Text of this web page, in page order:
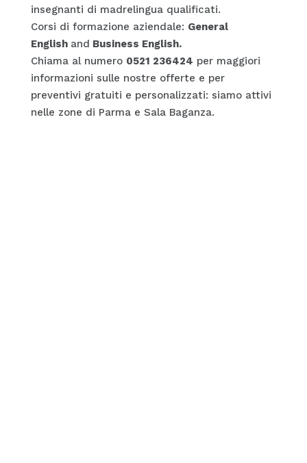
insegnanti di madrelingua qualificati.
Corsi di formazione aziendale: General
English and Business English.
Chiama al numero 0521 236424 per maggiori
informazioni sulle nostre offerte e per
preventivi gratuiti e personalizzati: siamo attivi
nelle zone di Parma e Sala Baganza.